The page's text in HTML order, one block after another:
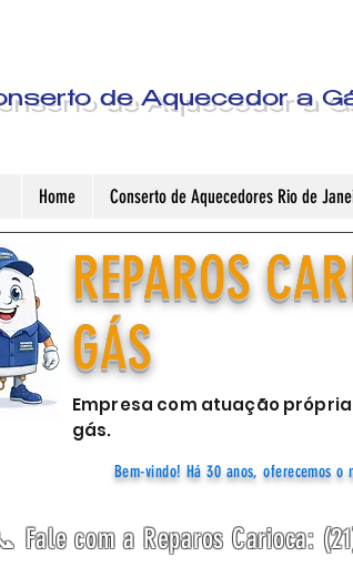
de Aquecedor a
Home Conserto de Aquecedores Rio de
REPAROS
GÁS
Empresa com atuação
gás.
Bem-vindo! Há 30 anos, oferecemos o
Fale com a Reparos Carioca: